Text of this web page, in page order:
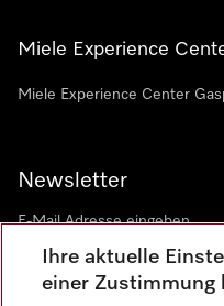
Miele Experience
Miele Experience Center
Newsletter
Ihre aktuelle
einer Zustimmung